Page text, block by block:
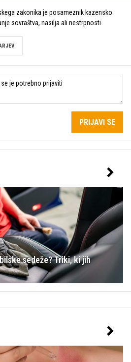
zakonika je posameznik kazensko
sovraštva, nasilja ali nestrpnosti.
PRIJAVI SE
sedeže? Triki, ki jih